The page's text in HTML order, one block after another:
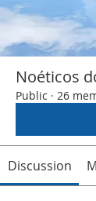
Noéticos
Public · 26
Discussion